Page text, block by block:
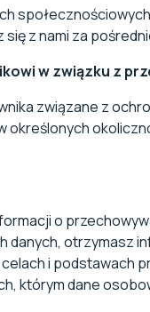
z nami za
w związku z
związane z
określonych
o
danych, otrzymasz
i podstawach
którym dane